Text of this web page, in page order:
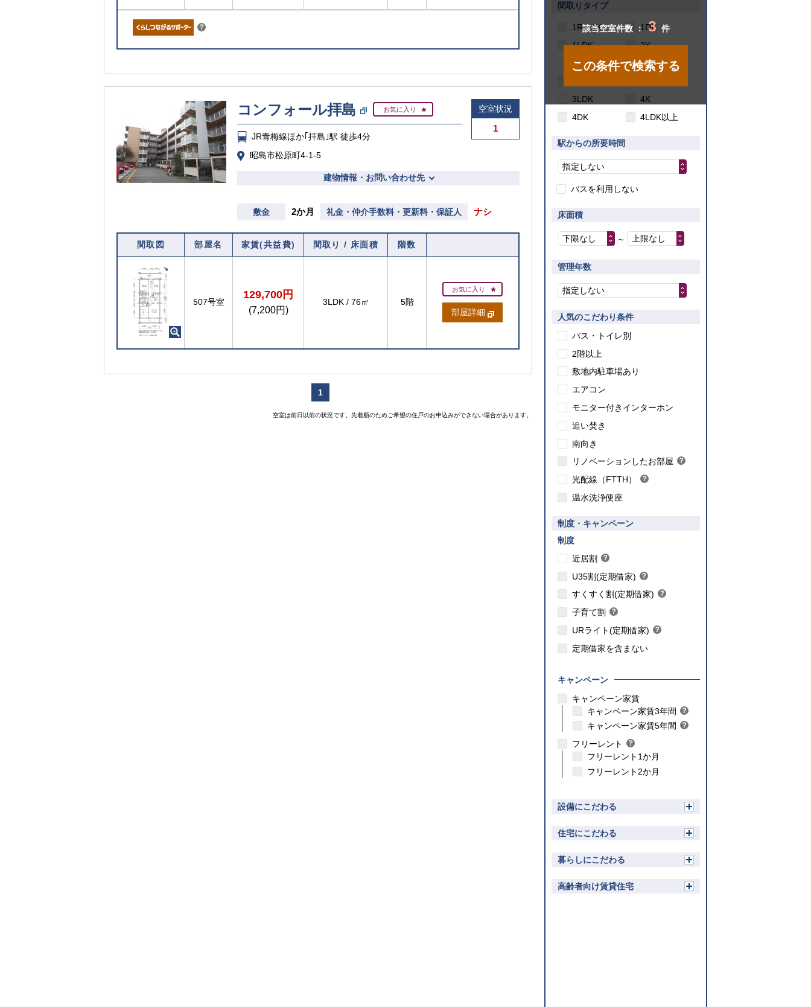
？
こちら
コンフォール拝島 お気に入り
JR青梅線ほか｢拝島｣駅 徒歩4分
昭島市松原町4-1-5
空室状況
1
建物情報・お問い合わせ先
敷金 2か月 礼金・仲介手数料・更新料・保証人 ナシ
間取図 部屋名 家賃(共益費) 間取り / 床面積 階数
507号室
129,700円
(7,200円)
3LDK / 76㎡ 5階
お気に入り
部屋詳細
1
空室は前日以前の状況です。先着順のためご希望の住戸のお申込みができない場合があります。
間取りタイプ
1R・1K
1DK
1LDK
2K
2DK
2LDK
3LDK
4K
4DK
4LDK以上
駅からの所要時間
指定しない
バスを利用しない
床面積
下限なし ～ 上限なし
管理年数
指定しない
人気のこだわり条件
バス・トイレ別
2階以上
敷地内駐車場あり
エアコン
モニター付きインターホン
追い焚き
南向き
リノベーションしたお部屋 ？
光配線（FTTH） ？
賃貸住宅のインターネット対応について
温水洗浄便座
制度・キャンペーン
制度
近居割
？
ン
ト
こちら
U35割(定期借家) ？
ン
【ご入居要件あり】35歳以下の方限定
こちら
すくすく割(定期借家) ？
ト
【ご入居要件あり】満18歳未満のお子様を
扶養、もしくはご妊娠されている方限定
こちら
子育て割 ？
ン
ト
【ご入居要件あり】子育て世帯や新婚世帯
こちら
URライト(定期借家) ？
こちら
定期借家を含まない
キャンペーン
キャンペーン家賃
キャンペーン家賃3年間 ？
ヒ
キャンペーン家賃5年間 ？
こちら
フリーレント ？
ヒ
ト
こちら
フリーレント1か月
フリーレント2か月
設備にこだわる
く住宅にこだわる
く暮らしにこだわる
く高齢者向け賃貸住宅
該当空室件数 ： 3 件
この条件で検索する